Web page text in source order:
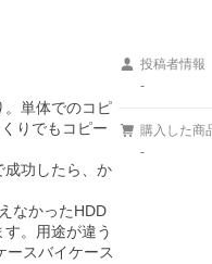
。単体でのコピ
りでもコピー
成功したら、か
なかったHDD
。用途が違う
ースバイケース
投稿者情報
-
購入した商
-